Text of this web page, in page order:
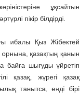
ұқсайтын
пікір білдірді.
ибалы Қыз Жібектей
қазақтың қанын
байға шығуды үйретіп
қазақ, жүрегі қазақ
танытса, енді бірі